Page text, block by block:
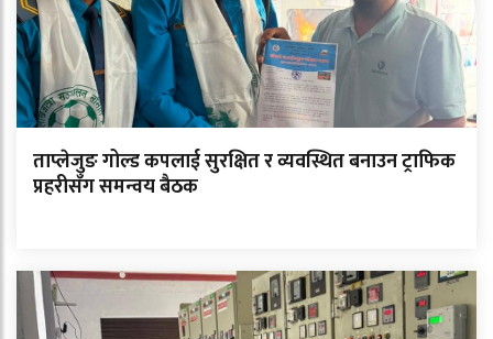
ताप्लेजुङ गोल्ड कपलाई सुरक्षित र व्यवस्थित बनाउन ट्राफिक
प्रहरीसँग समन्वय बैठक